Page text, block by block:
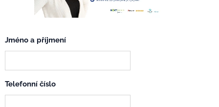
Jméno a příjmení
Telefonní číslo